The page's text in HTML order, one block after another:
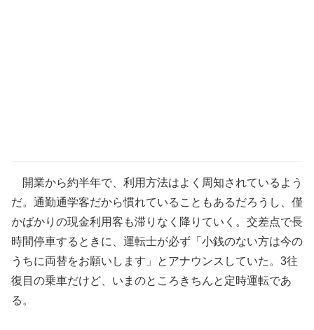
開業から約半年で、利用方法はよく周知されているよう
だ。通勤通学客だから慣れていることもあるだろうし、僅
かばかりの現金利用客も滞りなく降りていく。交差点で長
時間停車するときに、運転士が必ず「小銭のない方は今の
うちに両替をお願いします」とアナウンスしていた。3往
復目の乗車だけど、いまのところきちんと定時運転であ
る。